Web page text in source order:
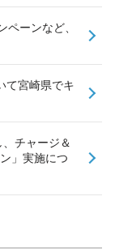
ーンなど、
て宮崎県でキ
チャージ＆
」実施につ